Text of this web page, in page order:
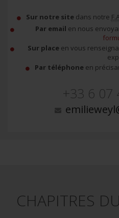
Sur notre site dans notre
Par email en nous
Sur place en vous
Par téléphone en
+33 6 07
CHAPITRES